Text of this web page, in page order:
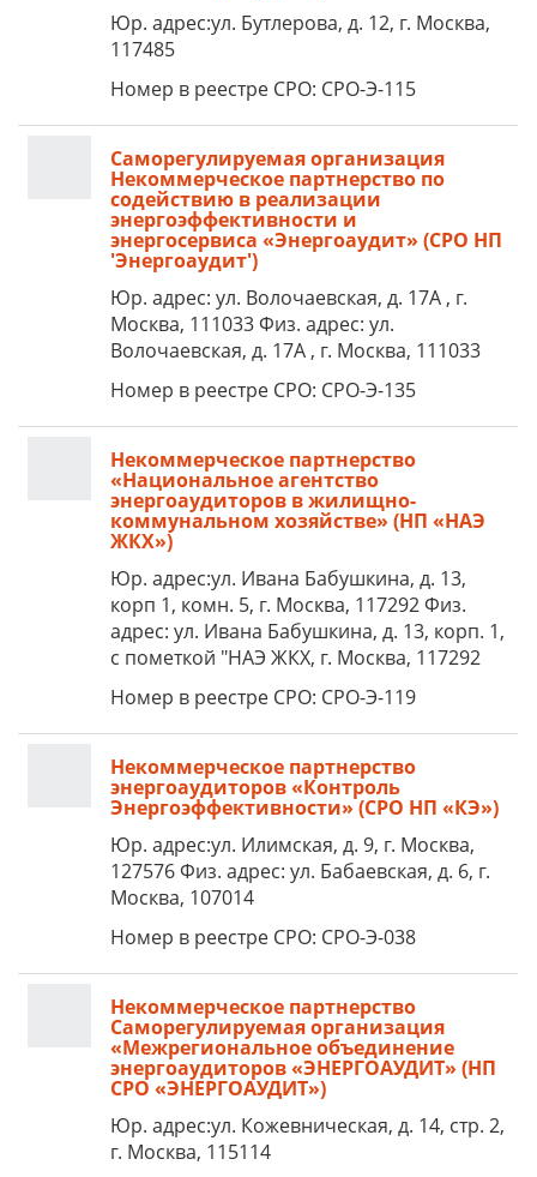
Юр. адрес:ул. Бутлерова, д. 12, г. Москва,
117485
Номер в реестре СРО: СРО-Э-115
Саморегулируемая организация
Некоммерческое партнерство по
содействию в реализации
энергоэффективности и
энергосервиса «Энергоаудит» (СРО НП
'Энергоаудит')
Юр. адрес: ул. Волочаевская, д. 17А , г.
Москва, 111033 Физ. адрес: ул.
Волочаевская, д. 17А , г. Москва, 111033
Номер в реестре СРО: СРО-Э-135
Некоммерческое партнерство
«Национальное агентство
энергоаудиторов в жилищно-
коммунальном хозяйстве» (НП «НАЭ
ЖКХ»)
Юр. адрес:ул. Ивана Бабушкина, д. 13,
корп 1, комн. 5, г. Москва, 117292 Физ.
адрес: ул. Ивана Бабушкина, д. 13, корп. 1,
с пометкой "НАЭ ЖКХ, г. Москва, 117292
Номер в реестре СРО: СРО-Э-119
Некоммерческое партнерство
энергоаудиторов «Контроль
Энергоэффективности» (СРО НП «КЭ»)
Юр. адрес:ул. Илимская, д. 9, г. Москва,
127576 Физ. адрес: ул. Бабаевская, д. 6, г.
Москва, 107014
Номер в реестре СРО: СРО-Э-038
Некоммерческое партнерство
Саморегулируемая организация
«Межрегиональное объединение
энергоаудиторов «ЭНЕРГОАУДИТ» (НП
СРО «ЭНЕРГОАУДИТ»)
Юр. адрес:ул. Кожевническая, д. 14, стр. 2,
г. Москва, 115114